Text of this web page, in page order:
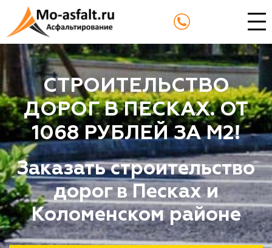
СТРОИТЕЛЬСТВО
ДОРОГ В ПЕСКАХ. ОТ
1068 РУБЛЕЙ ЗА М2!
Заказать строительство
дорог в Песках и
Коломенском районе